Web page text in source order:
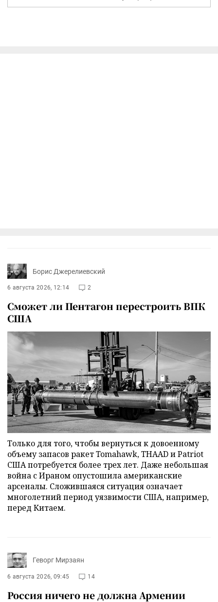
Борис Джерелиевский
6 августа 2026, 12:14 2
Сможет ли Пентагон перестроить ВПК
США
Только для того, чтобы вернуться к довоенному
объему запасов ракет Tomahawk, THAAD и Patriot
США потребуется более трех лет. Даже небольшая
война с Ираном опустошила американские
арсеналы. Сложившаяся ситуация означает
многолетний период уязвимости США, например,
перед Китаем.
Геворг Мирзаян
6 августа 2026, 09:45 14
Россия ничего не должна Армении